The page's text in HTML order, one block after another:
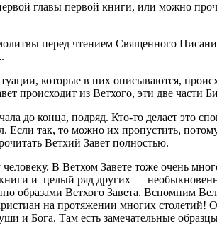
главы первой книги, или можно
перед чтением Священного
которые в них описываются,
происходит из Ветхого, эти две части
конца, подряд. Кто-то делает это
так, то можно их пропустить,
Ветхий Завет полностью.
В Ветхом Завете тоже очень
и целый ряд других ―
образами Ветхого Завета. Вспомним
на протяжении многих столетий!
и Бога. Там есть замечательные